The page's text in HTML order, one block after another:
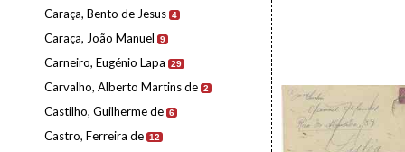
Caraça, Bento de Jesus 4
Caraça, João Manuel 9
Carneiro, Eugénio Lapa 29
Carvalho, Alberto Martins de 2
Castilho, Guilherme de 6
Castro, Ferreira de 12